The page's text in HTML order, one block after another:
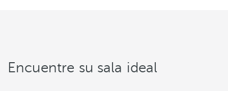
Encuentre su sala ideal